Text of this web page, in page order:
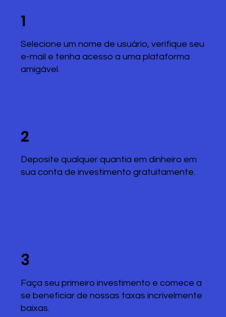
1
Selecione um nome de usuário, verifique seu
e-mail e tenha acesso a uma plataforma
amigável.
2
Deposite qualquer quantia em dinheiro em
sua conta de investimento gratuitamente.
3
Faça seu primeiro investimento e comece a
se beneficiar de nossas taxas incrivelmente
baixas.